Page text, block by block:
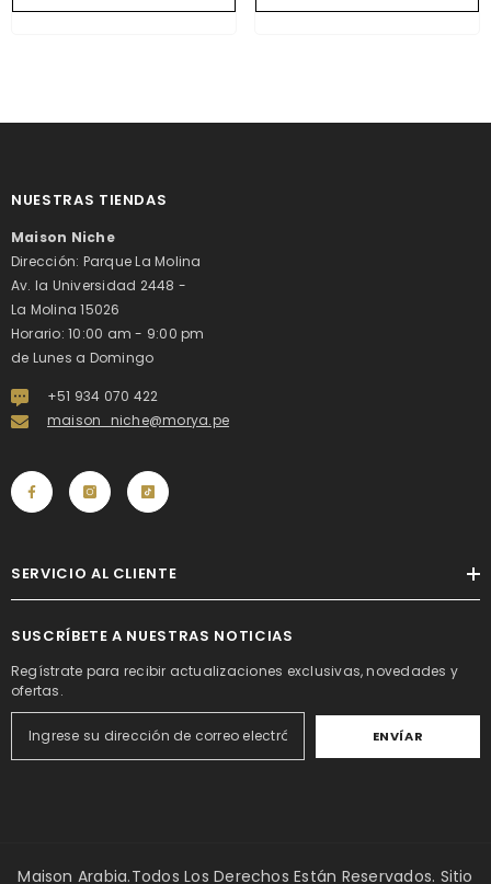
NUESTRAS TIENDAS
Maison Niche
Dirección: Parque La Molina
Av. la Universidad 2448 -
La Molina 15026
Horario: 10:00 am - 9:00 pm
de Lunes a Domingo
+51 934 070 422
maison_niche@morya.pe
SERVICIO AL CLIENTE
SUSCRÍBETE A NUESTRAS NOTICIAS
Regístrate para recibir actualizaciones exclusivas, novedades y
ofertas.
ENVÍAR
Maison Arabia.Todos Los Derechos Están Reservados. Sitio